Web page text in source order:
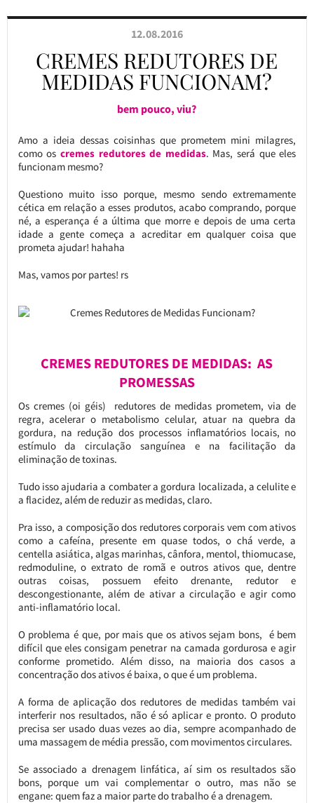
12.08.2016
CREMES REDUTORES DE
MEDIDAS FUNCIONAM?
bem pouco, viu?
Amo a ideia dessas coisinhas que prometem mini milagres,
como os cremes redutores de medidas. Mas, será que eles
funcionam mesmo?
Questiono muito isso porque, mesmo sendo extremamente
cética em relação a esses produtos, acabo comprando, porque
né, a esperança é a última que morre e depois de uma certa
idade a gente começa a acreditar em qualquer coisa que
prometa ajudar! hahaha
Mas, vamos por partes! rs
CREMES REDUTORES DE MEDIDAS: AS
PROMESSAS
Os cremes (oi géis) redutores de medidas prometem, via de
regra, acelerar o metabolismo celular, atuar na quebra da
gordura, na redução dos processos inflamatórios locais, no
estímulo da circulação sanguínea e na facilitação da
eliminação de toxinas.
Tudo isso ajudaria a combater a gordura localizada, a celulite e
a flacidez, além de reduzir as medidas, claro.
Pra isso, a composição dos redutores corporais vem com ativos
como a cafeína, presente em quase todos, o chá verde, a
centella asiática, algas marinhas, cânfora, mentol, thiomucase,
redmoduline, o extrato de romã e outros ativos que, dentre
outras coisas, possuem efeito drenante, redutor e
descongestionante, além de ativar a circulação e agir como
anti-inflamatório local.
O problema é que, por mais que os ativos sejam bons, é bem
difícil que eles consigam penetrar na camada gordurosa e agir
conforme prometido. Além disso, na maioria dos casos a
concentração dos ativos é baixa, o que é um problema.
A forma de aplicação dos redutores de medidas também vai
interferir nos resultados, não é só aplicar e pronto. O produto
precisa ser usado duas vezes ao dia, sempre acompanhado de
uma massagem de média pressão, com movimentos circulares.
Se associado a drenagem linfática, aí sim os resultados são
bons, porque um vai complementar o outro, mas não se
engane: quem faz a maior parte do trabalho é a drenagem.